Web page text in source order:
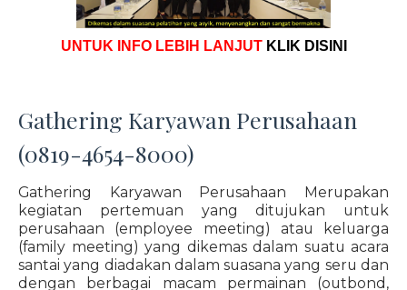
UNTUK INFO LEBIH LANJUT KLIK DISINI
Gathering Karyawan Perusahaan
(0819-4654-8000)
Gathering Karyawan Perusahaan Merupakan
kegiatan pertemuan yang ditujukan untuk
perusahaan (employee meeting) atau keluarga
(family meeting) yang dikemas dalam suatu acara
santai yang diadakan dalam suasana yang seru dan
dengan berbagai macam permainan (outbond,